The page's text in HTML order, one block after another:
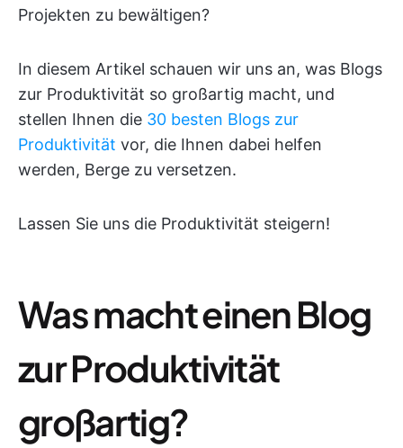
Projekten zu bewältigen?
In diesem Artikel schauen wir uns an, was Blogs
zur Produktivität so großartig macht, und
stellen Ihnen die 30 besten Blogs zur
Produktivität vor, die Ihnen dabei helfen
werden, Berge zu versetzen.
Lassen Sie uns die Produktivität steigern!
Was macht einen Blog
zur Produktivität
großartig?